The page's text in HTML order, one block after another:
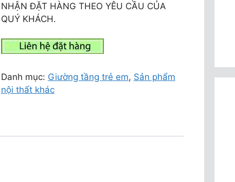
NHẬN ĐẶT HÀNG THEO YÊU CẦU CỦA
QUÝ KHÁCH.
Danh mục: Giường tầng trẻ em, Sản phẩm
nội thất khác